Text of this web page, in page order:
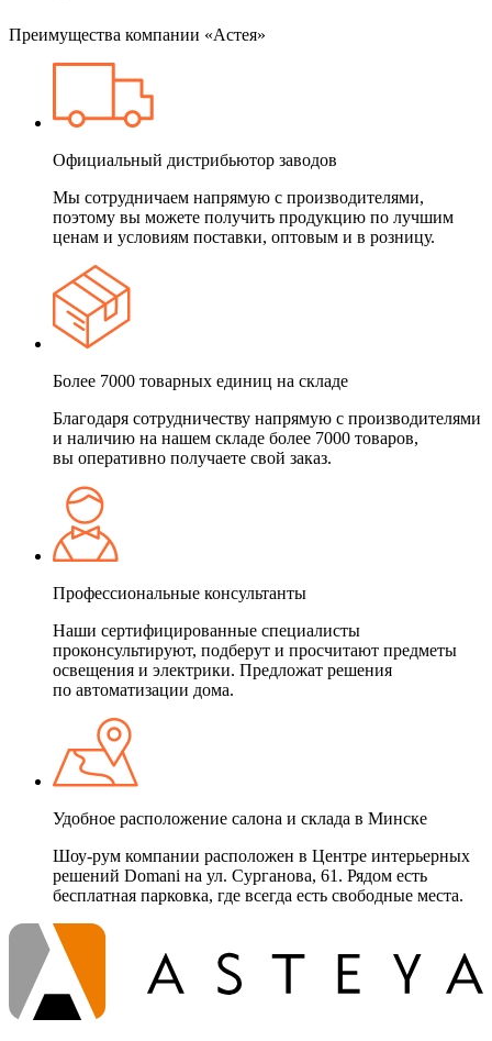
Преимущества компании «Астея»
Официальный дистрибьютор заводов
Мы сотрудничаем напрямую с производителями,
поэтому вы можете получить продукцию по лучшим
ценам и условиям поставки, оптовым и в розницу.
Более 7000 товарных единиц на складе
Благодаря сотрудничеству напрямую с производителями
и наличию на нашем складе более 7000 товаров,
вы оперативно получаете свой заказ.
Профессиональные консультанты
Наши сертифицированные специалисты
проконсультируют, подберут и просчитают предметы
освещения и электрики. Предложат решения
по автоматизации дома.
Удобное расположение салона и склада в Минске
Шоу-рум компании расположен в Центре интерьерных
решений Domani на ул. Сурганова, 61. Рядом есть
бесплатная парковка, где всегда есть свободные места.